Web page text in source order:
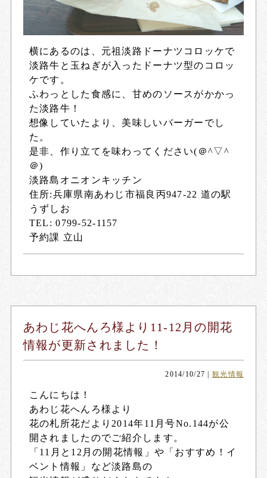
横にあるのは、元祖淡路ドーナツコロッケで
淡路牛と玉ねぎが入ったドーナツ型のコロッ
ケです。
ふわっとした食感に、甘めのソースがかかっ
た淡路牛！
想像していたより、美味しいバーガーでし
た。
是非、作り立てを味わってください(＠^▽^
＠)
淡路島オニオンキッチン
住所:兵庫県南あわじ市福良丙947-22 道の駅
うずしお
TEL: 0799-52-1157
予約課 立山
あわじ花へんろ様より11-12月の開花
情報が更新されました！
2014/10/27 観光情報
こんにちは！
あわじ花へんろ様より
花の札所花だより2014年11月号No.144が公
開されましたのでご紹介します。
「11月と12月の開花情報」や「おすすめ！イ
ベント情報」など淡路島の